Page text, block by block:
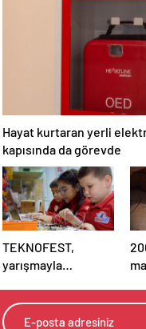
Hayat kurtaran yerli
kapısında da görevde
TEKNOFEST,
yarışmayla
tasarımcılarını
seçiyor